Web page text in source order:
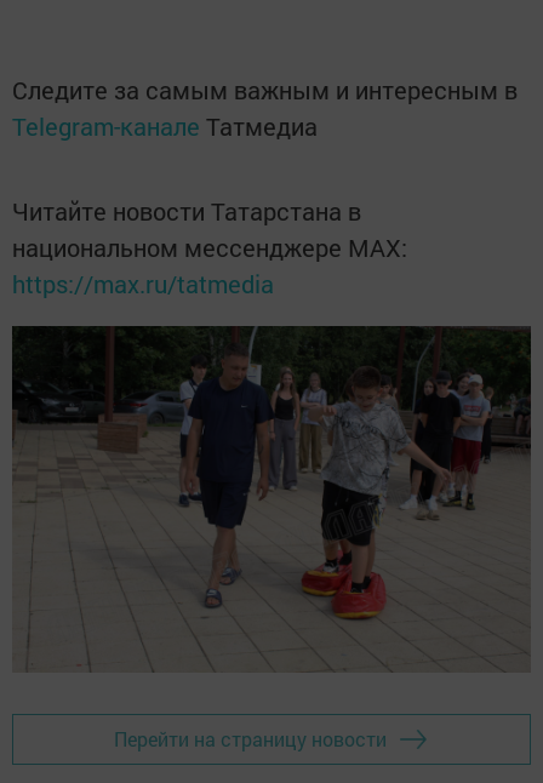
Следите за самым важным и интересным в
Telegram-канале Татмедиа
Читайте новости Татарстана в
национальном мессенджере MАХ:
https://max.ru/tatmedia
Перейти на страницу новости